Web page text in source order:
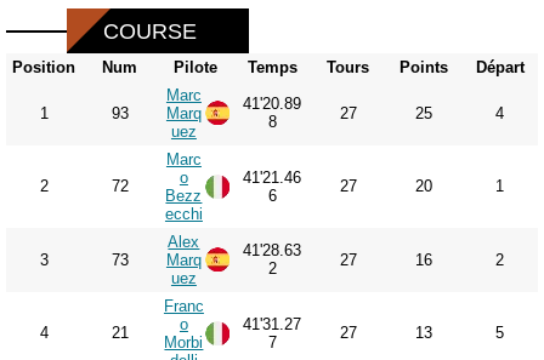
COURSE
Position Num Pilote Temps Tours Points Départ
1 93
Marc
Marq
uez
41'20.89
8
27 25 4
2 72
Marc
o
Bezz
ecchi
41'21.46
6
27 20 1
3 73
Alex
Marq
uez
41'28.63
2
27 16 2
4 21
Franc
o
Morbi
41'31.27
7
27 13 5